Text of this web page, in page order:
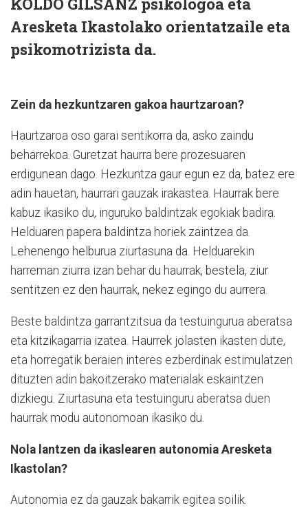
Aresketa Ikastolako orientatzaile eta
psikomotrizista da.
Zein da hezkuntzaren gakoa haurtzaroan?
Haurtzaroa oso garai sentikorra da, asko zaindu
beharrekoa. Guretzat haurra bere prozesuaren
erdigunean dago. Hezkuntza gaur egun ez da, batez ere
adin hauetan, haurrari gauzak irakastea. Haurrak bere
kabuz ikasiko du, inguruko baldintzak egokiak badira.
Helduaren papera baldintza horiek zaintzea da.
Lehenengo helburua ziurtasuna da. Helduarekin
harreman ziurra izan behar du haurrak, bestela, ziur
sentitzen ez den haurrak, nekez egingo du aurrera.
Beste baldintza garrantzitsua da testuingurua aberatsa
eta kitzikagarria izatea. Haurrek jolasten ikasten dute,
eta horregatik beraien interes ezberdinak estimulatzen
dituzten adin bakoitzerako materialak eskaintzen
dizkiegu. Ziurtasuna eta testuinguru aberatsa duen
haurrak modu autonomoan ikasiko du.
Nola lantzen da ikaslearen autonomia Aresketa
Ikastolan?
Autonomia ez da gauzak bakarrik egitea soilik.